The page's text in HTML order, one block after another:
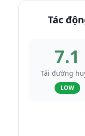
Tác
7.1
Tải đường
LOW